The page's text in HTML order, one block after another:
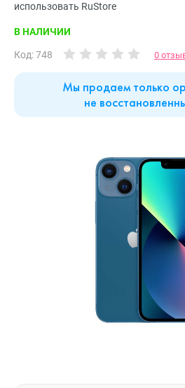
использовать RuStore
В НАЛИЧИИ
Код: 748 0
Мы продаем только
не